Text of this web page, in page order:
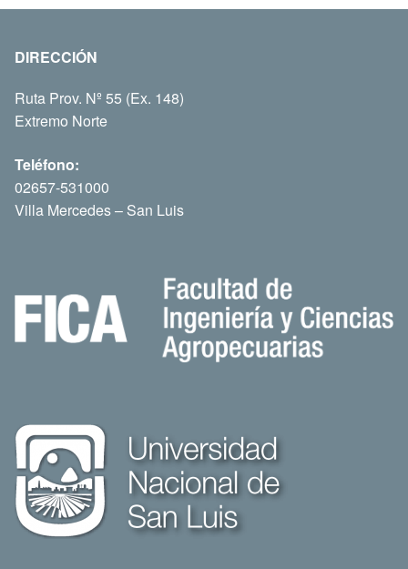
DIRECCIÓN
Ruta Prov. Nº 55 (Ex. 148)
Extremo Norte
Teléfono:
02657-531000
Villa Mercedes – San Luis